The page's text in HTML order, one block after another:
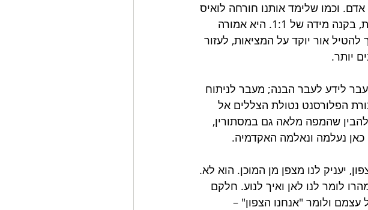
וכמו שלימד אותנו חורחה לואיס
בורחס מפה אינה אמורה לשעתק את המציאות בצורה מושלמת, בקנה מידה של 1:1. היא אמורה
אור יוקד על המציאות, לעזור
יותר.
לידע לעבר הבנה; מעבר לניתוח
הפלורסנט נטולת הצללים אל
שהמפה מלאה גם במסתורין,
נעלמה ונאלמה האקדמיה.
יעניק לנו מצפן מן המוכן. הוא לא.
לומר לנו לאן ואיך לנוע. חלקם
ולומר "אנחנו הצפון" –